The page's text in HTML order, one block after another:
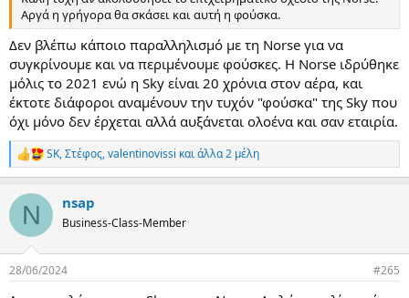
Αργά η γρήγορα θα σκάσει και αυτή η φούσκα.
Δεν βλέπω κάποιο παραλληλισμό με τη Norse για να
συγκρίνουμε και να περιμένουμε φούσκες. Η Norse ιδρύθηκε
μόλις το 2021 ενώ η Sky είναι 20 χρόνια στον αέρα, και
έκτοτε διάφοροι αναμένουν την τυχόν "φούσκα" της Sky που
όχι μόνο δεν έρχεται αλλά αυξάνεται ολοένα και σαν εταιρία.
R
e
c
i
s
SK,Στέφος,valentinovissi και άλλα 2 μέλη
N nsap
Business-Class-Member
28/06/2024 #265